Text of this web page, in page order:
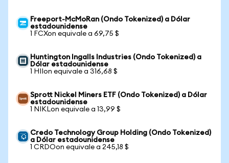
Freeport-McMoRan (Ondo Tokenized) a Dólar
estadounidense
1 FCXon equivale a 69,75 $
Huntington Ingalls Industries (Ondo Tokenized) a
Dólar estadounidense
1 HIIon equivale a 316,68 $
Sprott Nickel Miners ETF (Ondo Tokenized) a Dólar
estadounidense
1 NIKLon equivale a 13,99 $
Credo Technology Group Holding (Ondo Tokenized)
a Dólar estadounidense
1 CRDOon equivale a 245,18 $